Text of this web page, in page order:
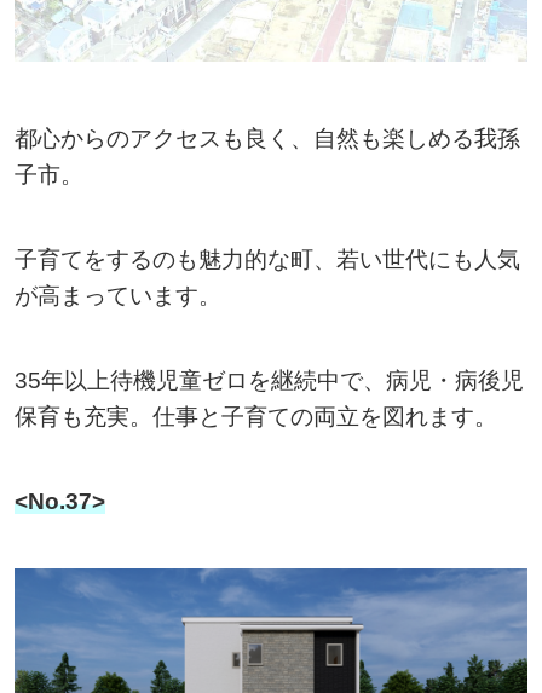
都心からのアクセスも良く、自然も楽しめる我孫
子市。
子育てをするのも魅力的な町、若い世代にも人気
が高まっています。
35年以上待機児童ゼロを継続中で、病児・病後児
保育も充実。仕事と子育ての両立を図れます。
<No.37>